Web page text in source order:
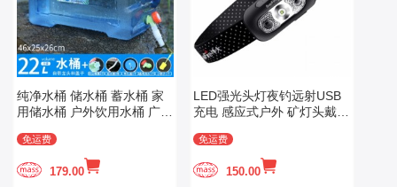
纯净水桶 储水桶 蓄水桶 家
用储水桶 户外饮用水桶 广口
免运费
179.00
LED强光头灯夜钓远射USB
充电 感应式户外 矿灯头戴式
免运费
150.00